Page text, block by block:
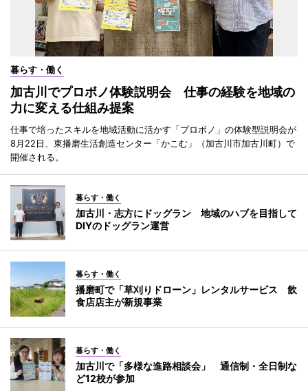
暮らす・働く
加古川でプロボノ体験説明会 仕事の経験を地域の
力に変える仕組み提案
仕事で培ったスキルを地域活動に活かす「プロボノ」の体験型説明会が
8月22日、東播磨生活創造センター「かこむ」（加古川市加古川町）で
開催される。
暮らす・働く
加古川・志方にドッグラン 地域のハブを目指して
DIYのドッグラン運営
暮らす・働く
播磨町で「草刈りドローン」レンタルサービス 飲
食店店主が新規事業
暮らす・働く
加古川で「多様な進路相談会」 通信制・全日制な
ど12校が参加